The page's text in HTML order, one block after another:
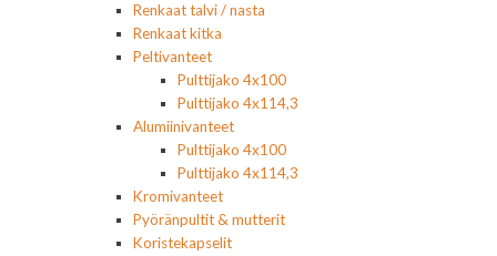
Renkaat talvi / nasta
Renkaat kitka
Peltivanteet
Pulttijako 4x100
Pulttijako 4x114,3
Alumiinivanteet
Pulttijako 4x100
Pulttijako 4x114,3
Kromivanteet
Pyöränpultit & mutterit
Koristekapselit